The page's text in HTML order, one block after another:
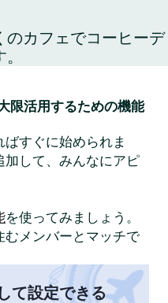
カフェでコーヒーデ
限活用するための機能
ばすぐに始められま
して、みんなにアピ
を使ってみましょう。
メンバーとマッチで
て設定できる